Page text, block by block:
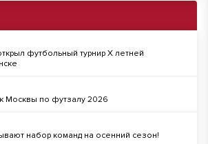
футбольный турнир X летней
Москвы по футзалу 2026
набор команд на осенний сезон!